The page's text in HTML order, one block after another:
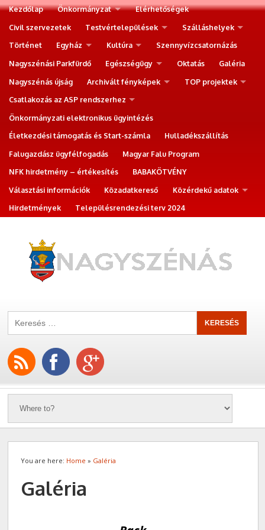
Kezdőlap Önkormányzat
Elérhetőségek
Civil szervezetek
Testvértelepülések
Szálláshelyek
Történet
Egyház Kultúra
Szennyvízcsatornázás
Nagyszénási Parkfürdő
Egészségügy Oktatás
Galéria
Nagyszénás újság
Archivált fényképek
TOP projektek
Csatlakozás az ASP rendszerhez
Önkormányzati elektronikus ügyintézés
Életkezdési támogatás és Start-számla
Hulladékszállítás
Falugazdász ügyfélfogadás
Magyar Falu Program
NFK hirdetmény – értékesítés
BABAKÖTVÉNY
Választási információk
Közadatkereső
Közérdekű adatok
Hirdetmények
Településrendezési terv 2024
You are here: Home » Galéria
Galéria